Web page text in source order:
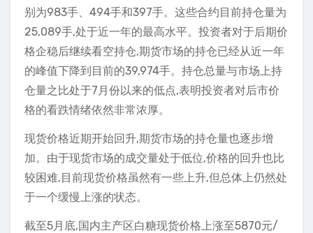
别为983手、494手和397手。这些合约目前持仓量为
25,089手,处于近一年的最高水平。投资者对于后期价
格企稳后继续看空持仓,期货市场的持仓已经从近一年
的峰值下降到目前的39,974手。持仓总量与市场上持
仓量之比处于7月份以来的低点,表明投资者对后市价
格的看跌情绪依然非常浓厚。
现货价格近期开始回升,期货市场的持仓量也逐步增
加。由于现货市场的成交量处于低位,价格的回升也比
较困难,目前现货价格虽然有一些上升,但总体上仍然处
于一个缓慢上涨的状态。
截至5月底,国内主产区白糖现货价格上涨至5870元/